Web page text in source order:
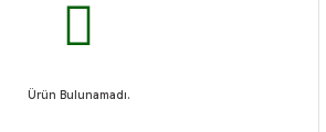
Ürün Bulunamadı.